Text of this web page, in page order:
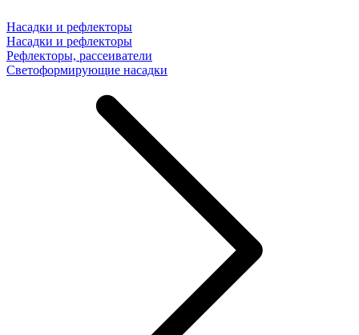
Насадки и рефлекторы
Насадки и рефлекторы
Рефлекторы, рассеиватели
Светоформирующие насадки